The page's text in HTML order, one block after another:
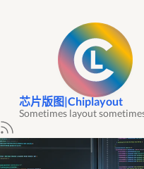
芯片版图|Chiplayout
Sometimes layout